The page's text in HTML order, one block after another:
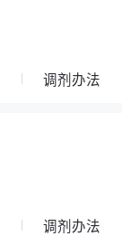
调剂办法
调剂办法